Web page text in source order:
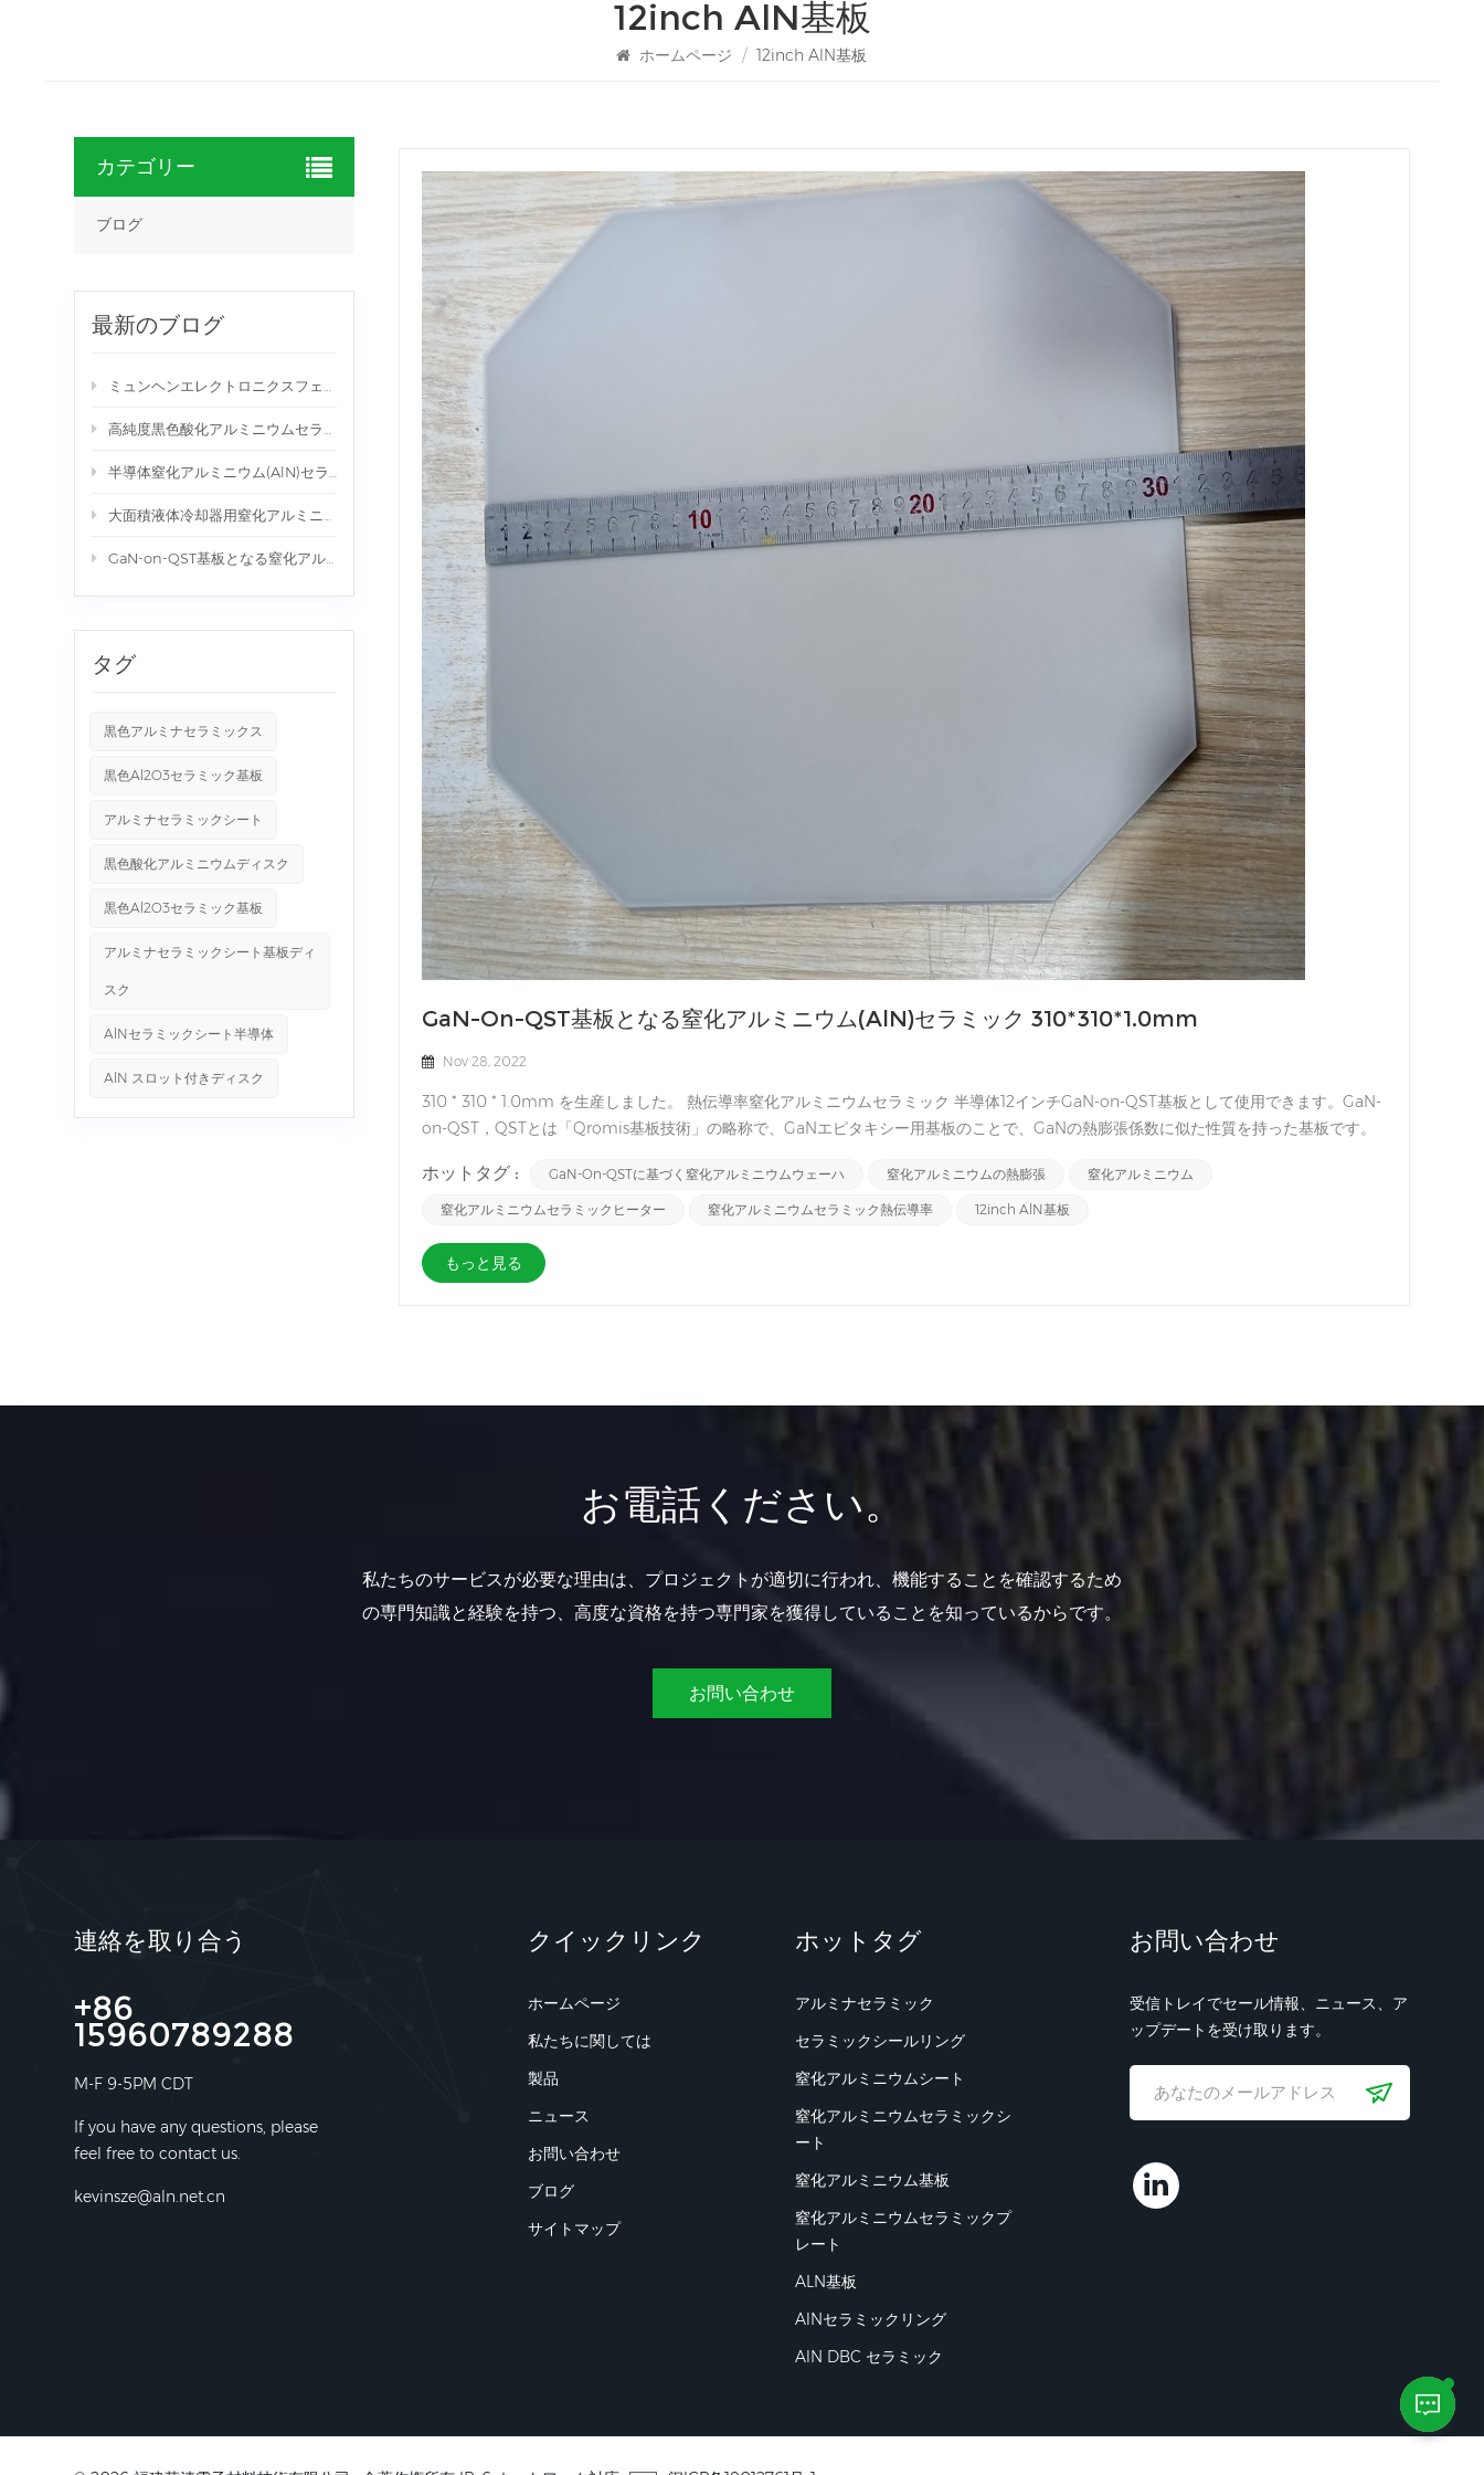
12inch AlN基板
ホームページ / 12inch AlN基板
GaN-On-QST基板となる窒化アルミニウム(AlN)セラミック 310*310*1.0mm
Nov 28, 2022
310 * 310 * 1.0mm を生産しました。 熱伝導率窒化アルミニウムセラミック 半導体12インチGaN-on-QST基板として使用できます。GaN-
on-QST，QSTとは「Qromis基板技術」の略称で、GaNエピタキシー用基板のことで、GaNの熱膨張係数に似た性質を持った基板です。
り、コストが低いです。近い将来、GaN/QST AlNセラミック 基礎となる基板は新しい素晴らしい用途となるでしょう。
ホットタグ : GaN-On-QSTに基づく窒化アルミニウムウェーハ 窒化アルミニウムの熱膨張 窒化アルミニウム
窒化アルミニウムセラミックヒーター 窒化アルミニウムセラミック熱伝導率 12inch AlN基板
もっと見る
カテゴリー
ブログ
最新のブログ
ミュンヘンエレクトロニクスフェアにブース番号139/2で出展
高純度黒色酸化アルミニウムセラミックディスク
半導体窒化アルミニウム(AlN)セラミック装置スロットディスク
大面積液体冷却器用窒化アルミニウム(AlN)セラミック
GaN-on-QST基板となる窒化アルミニウム(AlN)セラミック 310*310*1.0mm
タグ
黒色アルミナセラミックス
黒色Al2O3セラミック基板
アルミナセラミックシート
黒色酸化アルミニウムディスク
黒色Al2O3セラミック基板
アルミナセラミックシート基板ディ
スク
AlNセラミックシート半導体
AlN スロット付きディスク
お電話ください。
私たちのサービスが必要な理由は、プロジェクトが適切に行われ、機能することを確認するため
の専門知識と経験を持つ、高度な資格を持つ専門家を獲得していることを知っているからです。
お問い合わせ
連絡を取り合う
+86
15960789288
M-F 9-5PM CDT
If you have any questions, please
feel free to contact us.
kevinsze@aln.net.cn
クイックリンク
ホームページ
私たちに関しては
製品
ニュース
お問い合わせ
ブログ
サイトマップ
ホットタグ
アルミナセラミック
セラミックシールリング
窒化アルミニウムシート
窒化アルミニウムセラミックシ
ート
窒化アルミニウム基板
窒化アルミニウムセラミックプ
レート
ALN基板
AlNセラミックリング
AlN DBC セラミック
お問い合わせ
受信トレイでセール情報、ニュース、ア
ップデートを受け取ります。